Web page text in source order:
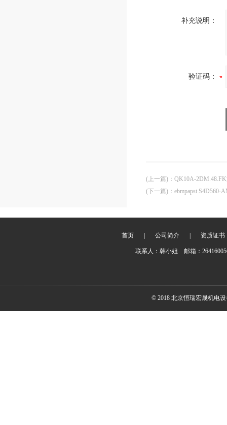
补充说明：
验证码：
(上一篇) ： QK10A-
(下一篇) ： ebmpapst S4D560-
首页 公司简介 资质证书
联系人：韩小姐 邮箱：
© 2018 北京恒瑞宏晟机电